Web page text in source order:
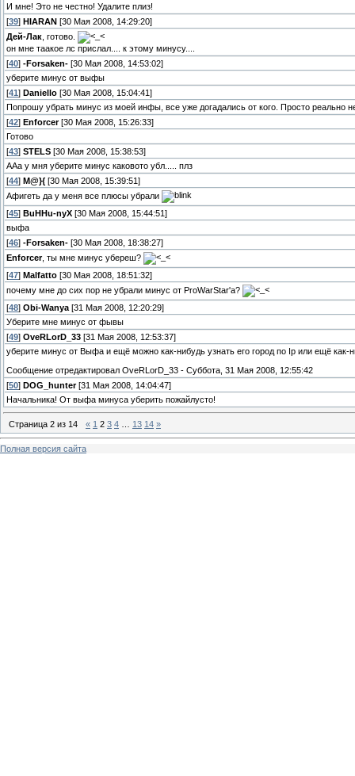
И мне! Это не честно! Удалите плиз!
[39] HIARAN [30 Мая 2008, 14:29:20]
Дей-Лак , готово.
он мне таакое лс прислал.... к этому минусу....
[40] -Forsaken- [30 Мая 2008, 14:53:02]
уберите минус от выфы
[41 ] Daniello [30 Мая 2008, 15:04:41]
Попрошу убрать минус из моей инфы, все уже догадались от кого. Просто реально
[42] Enforcer[30 Мая 2008, 15:26:33]
Готово
[43] STELS [30 Мая 2008, 15:38:53]
ААа у мня уберите минус каковото убл..... плз
[44] M@}{ [30 Мая 2008, 15:39:51]
Афигеть да у меня все плюсы убрали
[45] BuHHu-nyX [30 Мая 2008, 15:44:51]
выфа
[46] -Forsaken- [30 Мая 2008, 18:38:27]
Enforcer, ты мне минус убереш?
[47] Malfatto [30 Мая 2008, 18:51:32]
почему мне до сих пор не убрали минус от ProWarStar'а?
[48] Obi-Wanya [31 Мая 2008, 12:20:29]
Уберите мне минус от фывы
[49] OveRLorD_33 [31 Мая 2008, 12:53:37]
уберите минус от Выфа и ещё можно как-нибудь узнать его город по Ip или ещё как-
Сообщение отредактировал OveRLorD_33 - Суббота, 31 Мая 2008, 12:55:42
[50] DOG_hunter[31 Мая 2008, 14:04:47]
Начальника! От выфа минуса уберить пожайлусто!
Страница 2 из 14 « 1 2 3 4 13 14 »
Полная версия сайта